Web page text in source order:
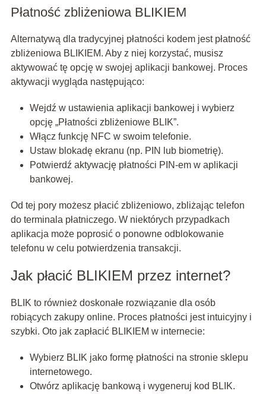
Płatność zbliżeniowa BLIKIEM
Alternatywą dla tradycyjnej płatności kodem jest płatność
zbliżeniowa BLIKIEM. Aby z niej korzystać, musisz
aktywować tę opcję w swojej aplikacji bankowej. Proces
aktywacji wygląda następująco:
Wejdź w ustawienia aplikacji bankowej i wybierz
opcję „Płatności zbliżeniowe BLIK”.
Włącz funkcję NFC w swoim telefonie.
Ustaw blokadę ekranu (np. PIN lub biometrię).
Potwierdź aktywację płatności PIN-em w aplikacji
bankowej.
Od tej pory możesz płacić zbliżeniowo, zbliżając telefon
do terminala płatniczego. W niektórych przypadkach
aplikacja może poprosić o ponowne odblokowanie
telefonu w celu potwierdzenia transakcji.
Jak płacić BLIKIEM przez internet?
BLIK to również doskonałe rozwiązanie dla osób
robiących zakupy online. Proces płatności jest intuicyjny i
szybki. Oto jak zapłacić BLIKIEM w internecie:
Wybierz BLIK jako formę płatności na stronie sklepu
internetowego.
Otwórz aplikację bankową i wygeneruj kod BLIK.